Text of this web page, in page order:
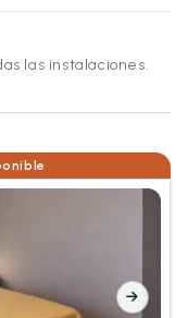
las instalaciones.